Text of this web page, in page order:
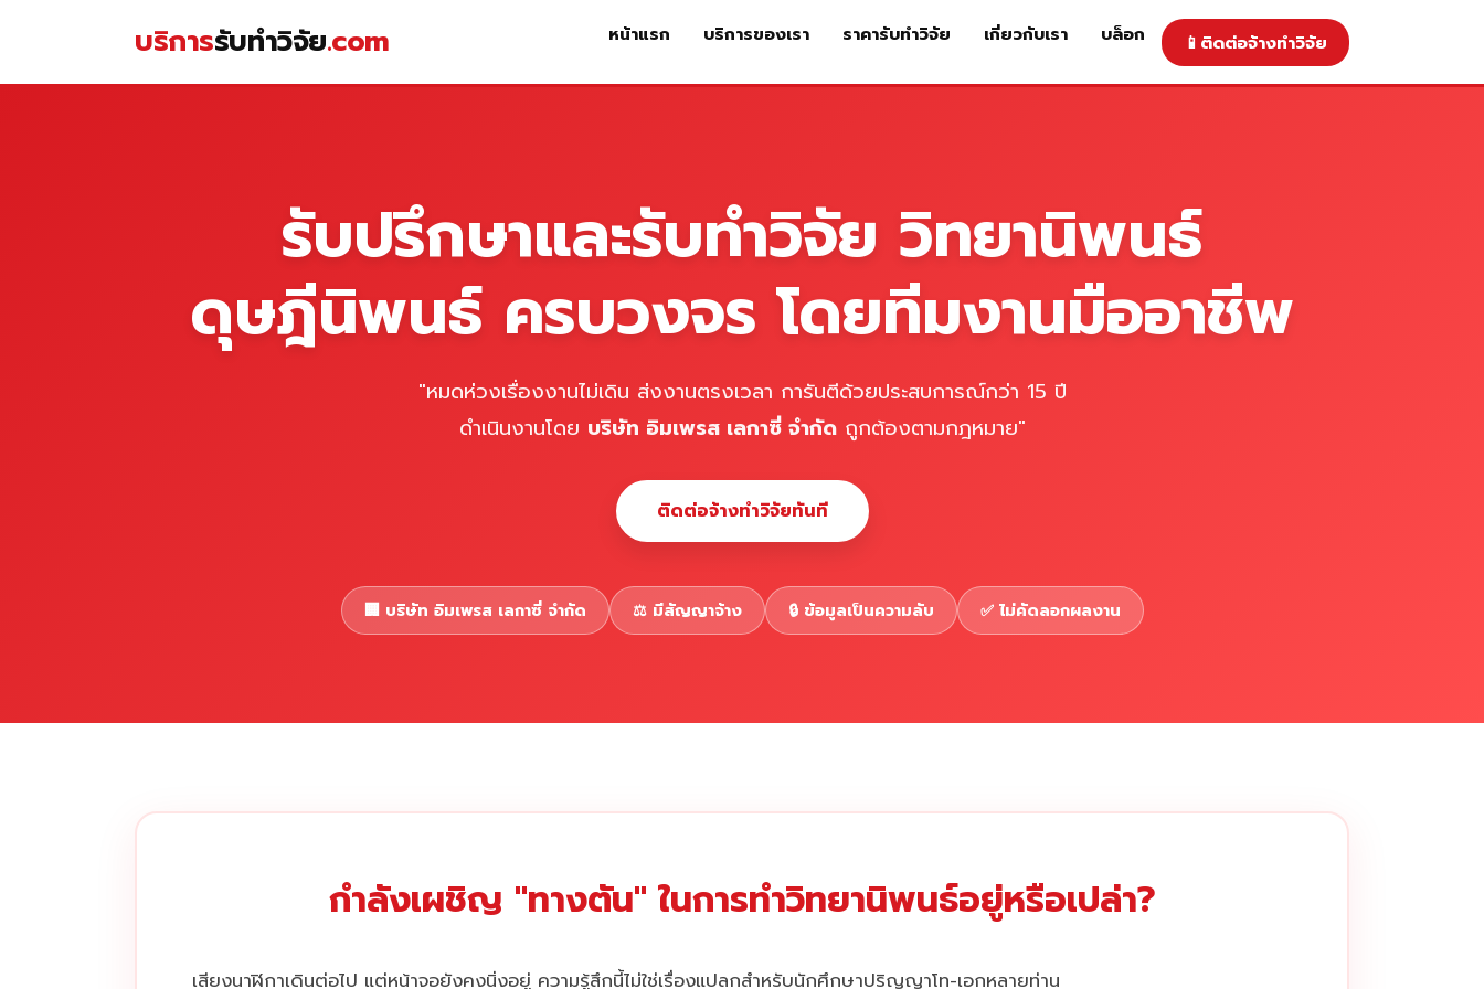
หน้าแรก บริการของเรา ราคารับทำวิจัย ติดต่อจ้างทำวิจัย เกี่ยวกับเรา
บริการรับทำวิจัย.com หน้าแรก บริการของเรา ราคารับทำวิจัย เกี่ยวกับเรา บล็อก 📱 ติดต่อจ้างทำวิจัย
รับปรึกษาและรับทำวิจัย วิทยานิพนธ์
ดุษฎีนิพนธ์ ครบวงจร โดยทีมงานมืออาชีพ
"หมดห่วงเรื่องงานไม่เดิน ส่งงานตรงเวลา การันตีด้วยประสบการณ์กว่า 15 ปี
ดำเนินงานโดย บริษัท อิมเพรส เลกาซี่ จำกัดถูกต้องตามกฎหมาย"
ติดต่อจ้างทำวิจัยทันที
🏢 บริษัท อิมเพรส เลกาซี่ จำกัด ⚖️ มีสัญญาจ้าง 🔒 ข้อมูลเป็นความลับ ✅ ไม่คัดลอกผลงาน
กำลังเผชิญ "ทางตัน" ในการทำวิทยานิพนธ์อยู่หรือเปล่า?
เสียงนาฬิกาเดินต่อไป แต่หน้าจอยังคงนิ่งอยู่ ความรู้สึกนี้ไม่ใช่เรื่องแปลกสำหรับนักศึกษาปริญญาโท-เอกหลายท่าน